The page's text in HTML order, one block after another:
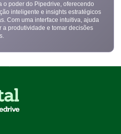
o poder do Pipedrive, oferecendo
inteligente e insights estratégicos
Com uma interface intuitiva, ajuda
a produtividade e tomar decisões